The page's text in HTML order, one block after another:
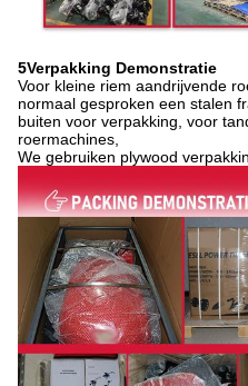
5Verpakking Demonstratie
Voor kleine riem aandrijvende
normaal gesproken een stalen
buiten voor verpakking, voor
roermachines,
We gebruiken plywood